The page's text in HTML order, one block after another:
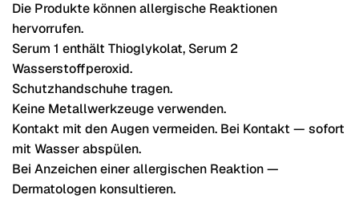
Die Produkte können allergische Reaktionen
hervorrufen.
Serum 1 enthält Thioglykolat, Serum 2
Wasserstoffperoxid.
Schutzhandschuhe tragen.
Keine Metallwerkzeuge verwenden.
Kontakt mit den Augen vermeiden. Bei Kontakt — sofort
mit Wasser abspülen.
Bei Anzeichen einer allergischen Reaktion —
Dermatologen konsultieren.